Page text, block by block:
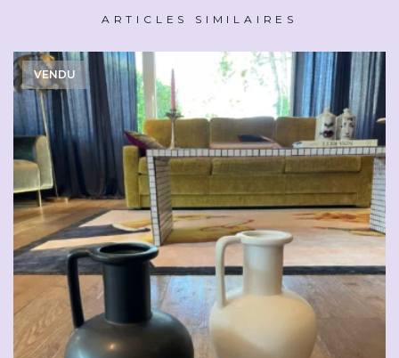
ARTICLES SIMILAIRES
VENDU
CHF49.00